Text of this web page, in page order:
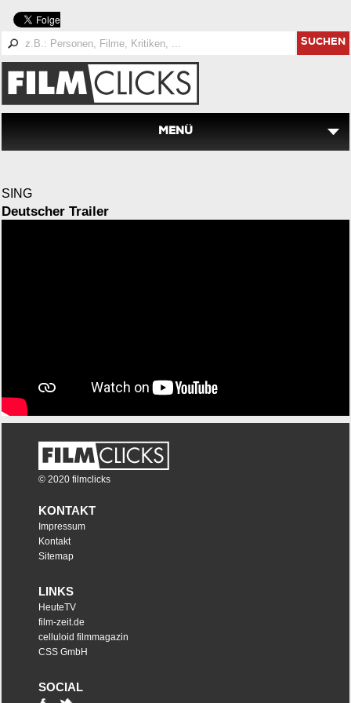
SUCHEN
MENÜ
SING
Deutscher Trailer
© 2020 filmclicks
KONTAKT
Impressum
Kontakt
Sitemap
LINKS
HeuteTV
film-zeit.de
celluloid filmmagazin
CSS GmbH
SOCIAL